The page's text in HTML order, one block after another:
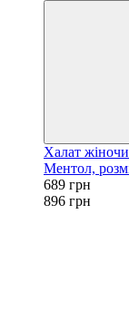
Халат
Ментол,
689 грн
896 грн